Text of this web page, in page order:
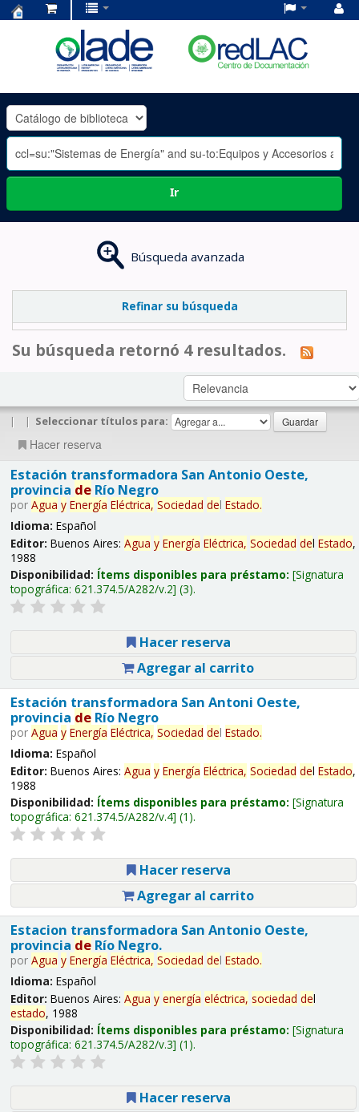
OLADE
-
Ir
Búsqueda avanzada
Refinar su búsqueda
Su búsqueda retornó 4 resultados.
| | Seleccionar títulos para:
Hacer reserva
Estación transformadora San Antonio Oeste,
provincia deRío Negro
por Agua y Energía Eléctrica, Sociedad del Estado.
Idioma: Español
Editor: Buenos Aires: Agua y Energía Eléctrica, Sociedad del Estado,
1988
Disponibilidad: Ítems disponibles para préstamo: Signatura
topográfica: 621.374.5/A282/v.2 (3).
Hacer reserva
Agregar al carrito
Estación transformadora San Antoni Oeste,
provincia deRío Negro
por Agua y Energía Eléctrica, Sociedad del Estado.
Idioma: Español
Editor: Buenos Aires: Agua y Energía Eléctrica, Sociedad del Estado,
1988
Disponibilidad: Ítems disponibles para préstamo: Signatura
topográfica: 621.374.5/A282/v.4 (1).
Hacer reserva
Agregar al carrito
Estacion transformadora San Antonio Oeste,
provincia deRío Negro.
por Agua y Energía Eléctrica, Sociedad del Estado.
Idioma: Español
Editor: Buenos Aires: Agua y energía eléctrica, sociedad del
estado, 1988
Disponibilidad: Ítems disponibles para préstamo: Signatura
topográfica: 621.374.5/A282/v.3 (1).
Hacer reserva